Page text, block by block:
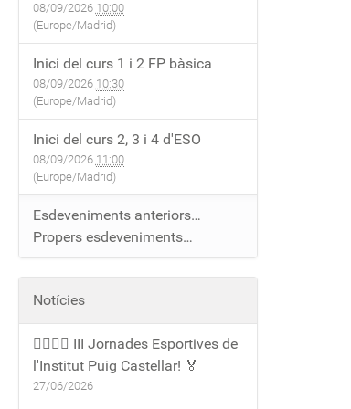
08/09/2026 10:00
(Europe/Madrid)
Inici del curs 1 i 2 FP bàsica
08/09/2026 10:30
(Europe/Madrid)
Inici del curs 2, 3 i 4 d'ESO
08/09/2026 11:00
(Europe/Madrid)
Esdeveniments anteriors…
Propers esdeveniments…
Notícies
🏃‍♀️🏃‍♂️ III Jornades Esportives de
l'Institut Puig Castellar! 🏅
27/06/2026